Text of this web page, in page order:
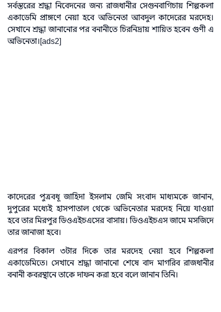
সর্বস্তরের শ্রদ্ধা নিবেদনের জন্য রাজধানীর সেগুনবাগিচায় শিল্পকলা
একাডেমি প্রাঙ্গণে নেয়া হবে অভিনেতা আবদুল কাদেরের মরদেহ।
সেখানে শ্রদ্ধা জানানোর পর বনানীতে চিরনিদ্রায় শায়িত হবেন গুণী এ
অভিনেতা।[ads2]
কাদেরের পুত্রবধূ জাহিদা ইসলাম জেমি সংবাদ মাধ্যমকে জানান,
দুপুরের মধ্যেই হাসপাতাল থেকে অভিনেতার মরদেহ নিয়ে যাওয়া
হবে তার মিরপুর ডিওএইচএসের বাসায়। ডিওএইচএস জামে মসজিদে
তার জানাজা হবে।
এরপর বিকাল ৩টার দিকে তার মরদেহ নেয়া হবে শিল্পকলা
একাডেমিতে। সেখানে শ্রদ্ধা জানানো শেষে বাদ মাগরিব রাজধানীর
বনানী কবরস্থানে তাকে দাফন করা হবে বলে জানান তিনি।